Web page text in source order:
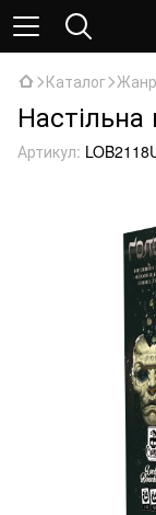
Каталог
Артикул: